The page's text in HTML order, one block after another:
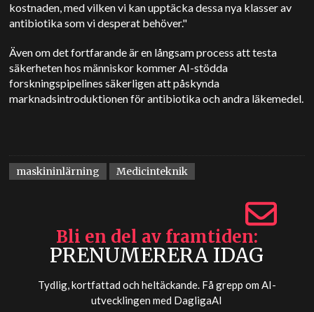
kostnaden, med vilken vi kan upptäcka dessa nya klasser av
antibiotika som vi desperat behöver."
Även om det fortfarande är en långsam process att testa
säkerheten hos människor kommer AI-stödda
forskningspipelines säkerligen att påskynda
marknadsintroduktionen för antibiotika och andra läkemedel.
maskininlärning Medicinteknik
Bli en del av framtiden
PRENUMERERA IDAG
Tydlig, kortfattad och heltäckande. Få grepp om AI-
utvecklingen med DagligaAI